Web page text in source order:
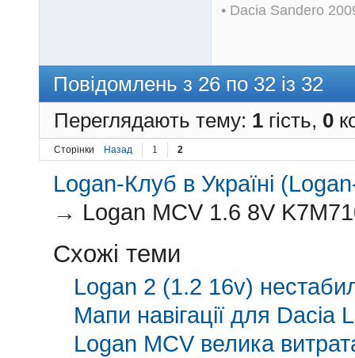
• Dacia Sandero
Повідомлень з 26 по 32 із 32
Переглядають тему: 1 гість, 0
Сторінки Назад 1 2
Logan-Клуб в Україні
→ Logan MCV 1.6 8V
Схожі теми
Logan 2 (1.2 16v)
Мапи навігації для Dacia
Logan MCV велика